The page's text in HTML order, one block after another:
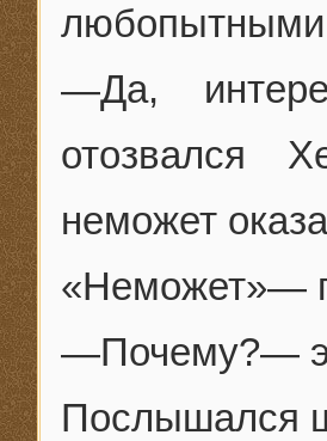
—Да,
отозвался
неможет
«Неможет»—
—Почему?—
Послышался